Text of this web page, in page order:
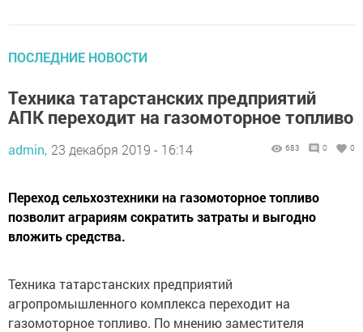
ПОСЛЕДНИЕ НОВОСТИ
Техника татарстанских предприятий
АПК переходит на газомоторное топливо
admin, 23 декабря 2019 - 16:14 683 0 0
Переход сельхозтехники на газомоторное топливо
позволит аграриям сократить затраты и выгодно
вложить средства.
Техника татарстанских предприятий
агропромышленного комплекса переходит на
газомоторное топливо. По мнению заместителя